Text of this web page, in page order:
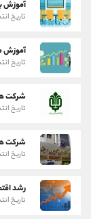
آموزش
تاریخ انتشار :
آموزش
تاریخ انتشار :
شرکت
تاریخ انتشار :
شرکت
تاریخ انتشار :
رشد
تاریخ انتشار